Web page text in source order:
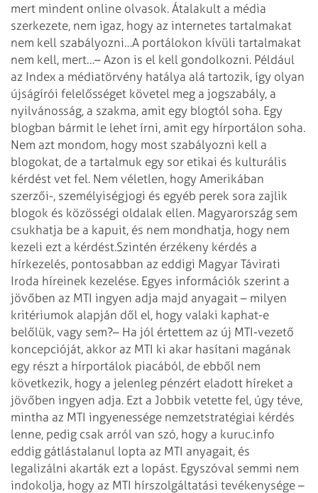
mert mindent online olvasok. Átalakult a média
szerkezete, nem igaz, hogy az internetes tartalmakat
nem kell szabályozni…A portálokon kívüli tartalmakat
nem kell, mert…– Azon is el kell gondolkozni. Például
az Index a médiatörvény hatálya alá tartozik, így olyan
újságírói felelősséget követel meg a jogszabály, a
nyilvánosság, a szakma, amit egy blogtól soha. Egy
blogban bármit le lehet írni, amit egy hírportálon soha.
Nem azt mondom, hogy most szabályozni kell a
blogokat, de a tartalmuk egy sor etikai és kulturális
kérdést vet fel. Nem véletlen, hogy Amerikában
szerzői-, személyiségjogi és egyéb perek sora zajlik
blogok és közösségi oldalak ellen. Magyarország sem
csukhatja be a kapuit, és nem mondhatja, hogy nem
kezeli ezt a kérdést.Szintén érzékeny kérdés a
hírkezelés, pontosabban az eddigi Magyar Távirati
Iroda híreinek kezelése. Egyes információk szerint a
jövőben az MTI ingyen adja majd anyagait – milyen
kritériumok alapján dől el, hogy valaki kaphat-e
belőlük, vagy sem?– Ha jól értettem az új MTI-vezető
koncepcióját, akkor az MTI ki akar hasítani magának
egy részt a hírportálok piacából, de ebből nem
következik, hogy a jelenleg pénzért eladott híreket a
jövőben ingyen adja. Ezt a Jobbik vetette fel, úgy téve,
mintha az MTI ingyenessége nemzetstratégiai kérdés
lenne, pedig csak arról van szó, hogy a kuruc.info
eddig gátlástalanul lopta az MTI anyagait, és
legalizálni akarták ezt a lopást. Egyszóval semmi nem
indokolja, hogy az MTI hírszolgáltatási tevékenysége –